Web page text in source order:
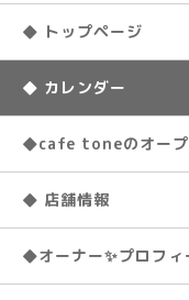
◆ トップページ
◆ カレンダー
◆cafe toneのオー
◆ 店舗情報
◆オーナー✨プロフィ